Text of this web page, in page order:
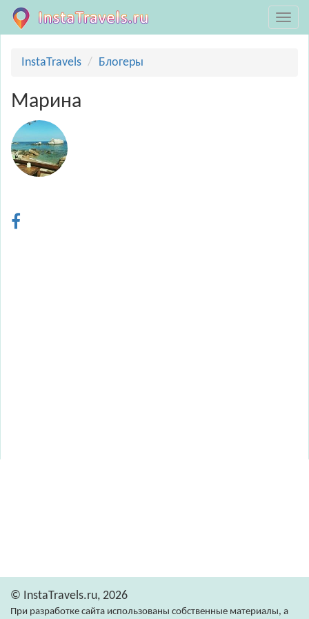
InstaTravels Блогеры
Марина
© InstaTravels.ru, 2026
При разработке сайта использованы собственные материалы, а